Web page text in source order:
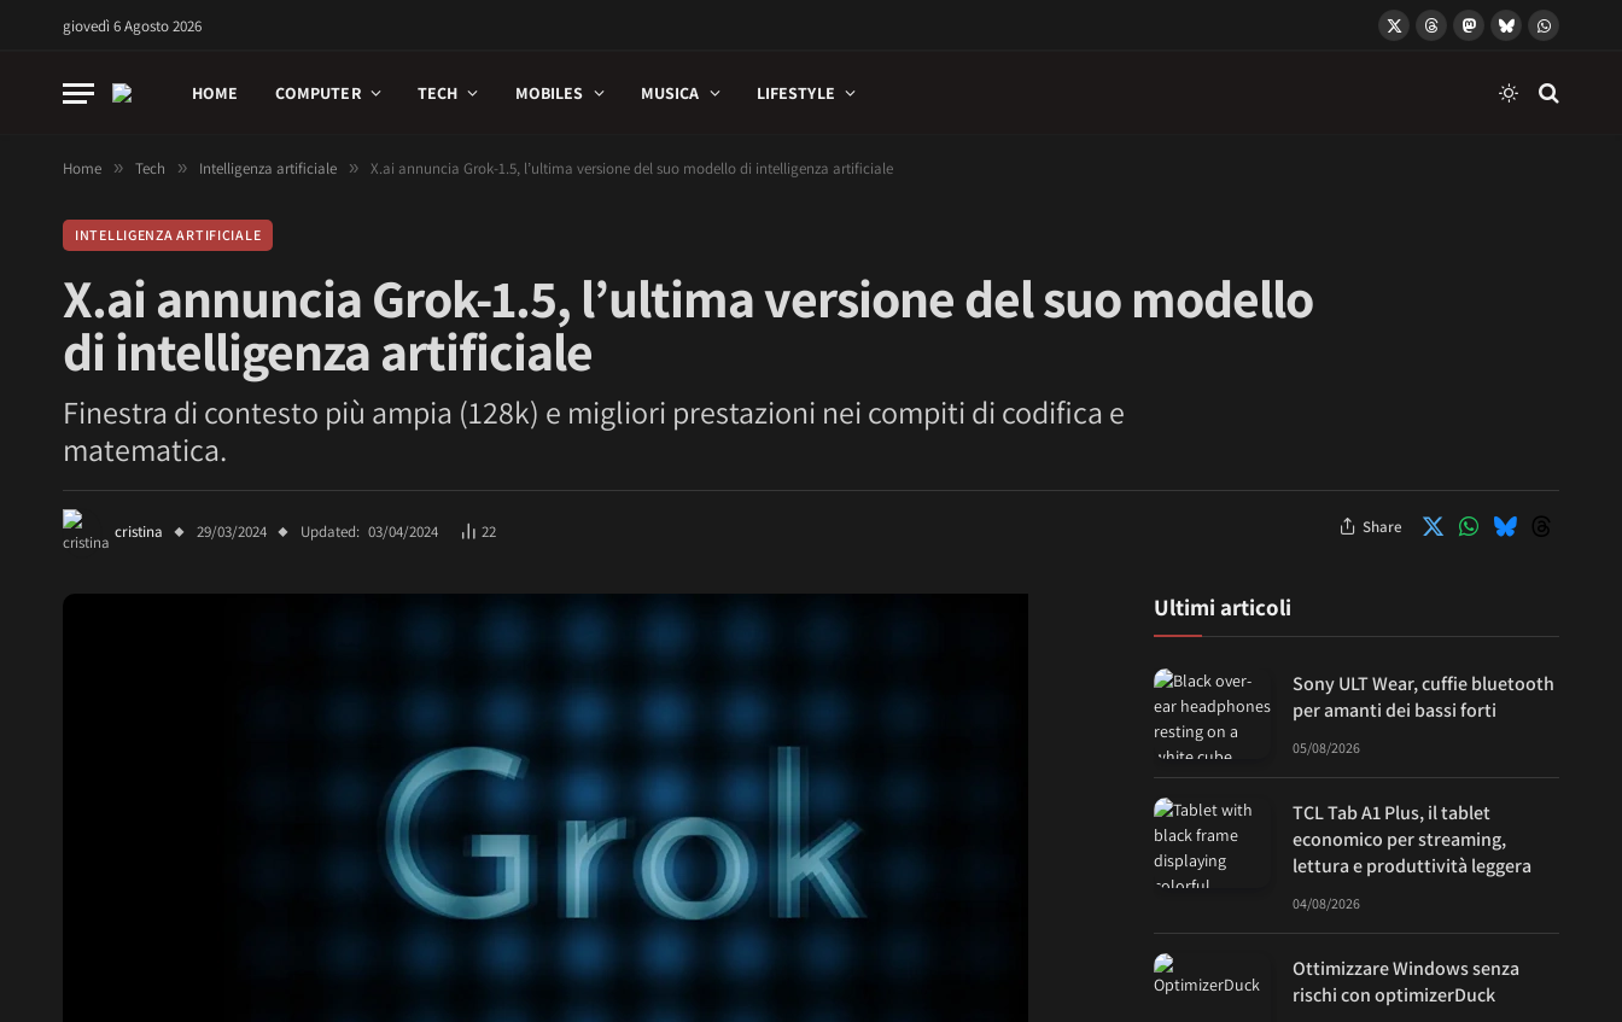
giovedì 6 Agosto 2026
X
ThreadsMastodon
BlueskyWhatsApp
HOME COMPUTER TECH MOBILES MUSICA LIFESTYLE
Home » Tech » Intelligenza artificiale » X.ai annuncia Grok-1.5, l’ultima versione del suo modello di intelligenza artificiale
INTELLIGENZA ARTIFICIALE
X.ai annuncia Grok-1.5, l’ultima versione del suo modello
di intelligenza artificiale
Finestra di contesto più ampia (128k) e migliori prestazioni nei compiti di codifica e
matematica.
cristina 29/03/2024 Updated: 03/04/2024 22 Share
Ultimi articoli
Sony ULT Wear, cuffie bluetooth
per amanti dei bassi forti
05/08/2026
TCL Tab A1 Plus, il tablet
economico per streaming,
lettura e produttività leggera
04/08/2026
Ottimizzare Windows senza
rischi con optimizerDuck